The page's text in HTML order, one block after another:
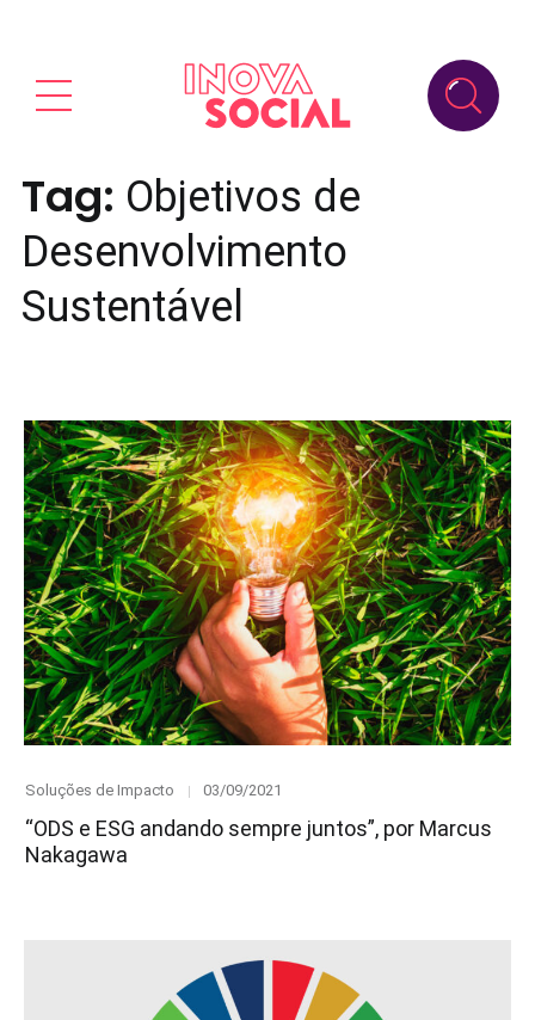
Tag: Objetivos de
Desenvolvimento
Sustentável
Category
Soluções de Impacto
Posted
03/09/2021
“ODS e ESG andando sempre juntos”, por Marcus
Nakagawa